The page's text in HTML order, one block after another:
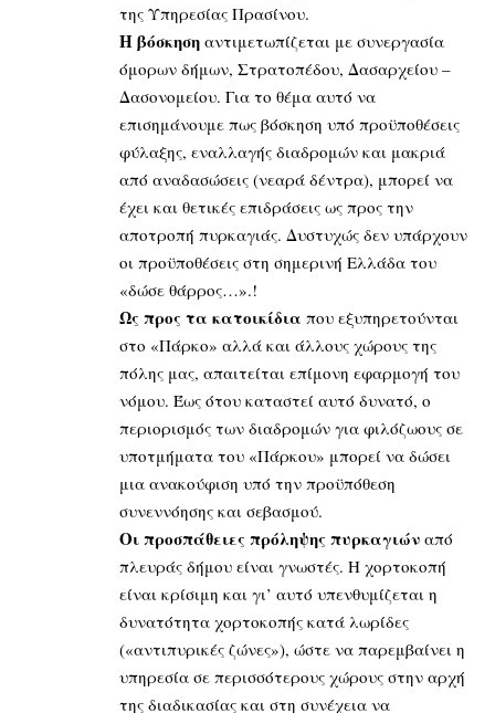
της Υπηρεσίας Πρασίνου.
Η βόσκηση αντιμετωπίζεται με συνεργασία
όμορων δήμων, Στρατοπέδου, Δασαρχείου –
Δασονομείου. Για το θέμα αυτό να
επισημάνουμε πως βόσκηση υπό προϋποθέσεις
φύλαξης, εναλλαγής διαδρομών και μακριά
από αναδασώσεις (νεαρά δέντρα), μπορεί να
έχει και θετικές επιδράσεις ως προς την
αποτροπή πυρκαγιάς. Δυστυχώς δεν υπάρχουν
οι προϋποθέσεις στη σημερινή Ελλάδα του
«δώσε θάρρος…».!
Ως προς τα κατοικίδια που εξυπηρετούνται
στο «Πάρκο» αλλά και άλλους χώρους της
πόλης μας, απαιτείται επίμονη εφαρμογή του
νόμου. Έως ότου καταστεί αυτό δυνατό, ο
περιορισμός των διαδρομών για φιλόζωους σε
υποτμήματα του «Πάρκου» μπορεί να δώσει
μια ανακούφιση υπό την προϋπόθεση
συνεννόησης και σεβασμού.
Οι προσπάθειες πρόληψης πυρκαγιών από
πλευράς δήμου είναι γνωστές. Η χορτοκοπή
είναι κρίσιμη και γι’ αυτό υπενθυμίζεται η
δυνατότητα χορτοκοπής κατά λωρίδες
(«αντιπυρικές ζώνες»), ώστε να παρεμβαίνει η
υπηρεσία σε περισσότερους χώρους στην αρχή
της διαδικασίας και στη συνέχεια να